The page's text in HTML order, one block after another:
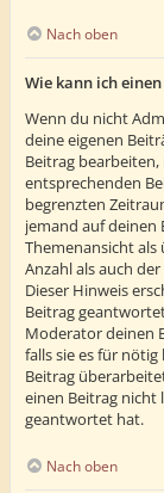
Nach oben
Wie kann ich
Wenn du nicht
deine eigenen
Beitrag
entsprechenden
begrenzten
jemand auf deinen
Themenansicht
Anzahl als auch
Dieser Hinweis
Beitrag
Moderator deinen
falls sie es für
Beitrag
einen Beitrag nicht
geantwortet hat.
Nach oben